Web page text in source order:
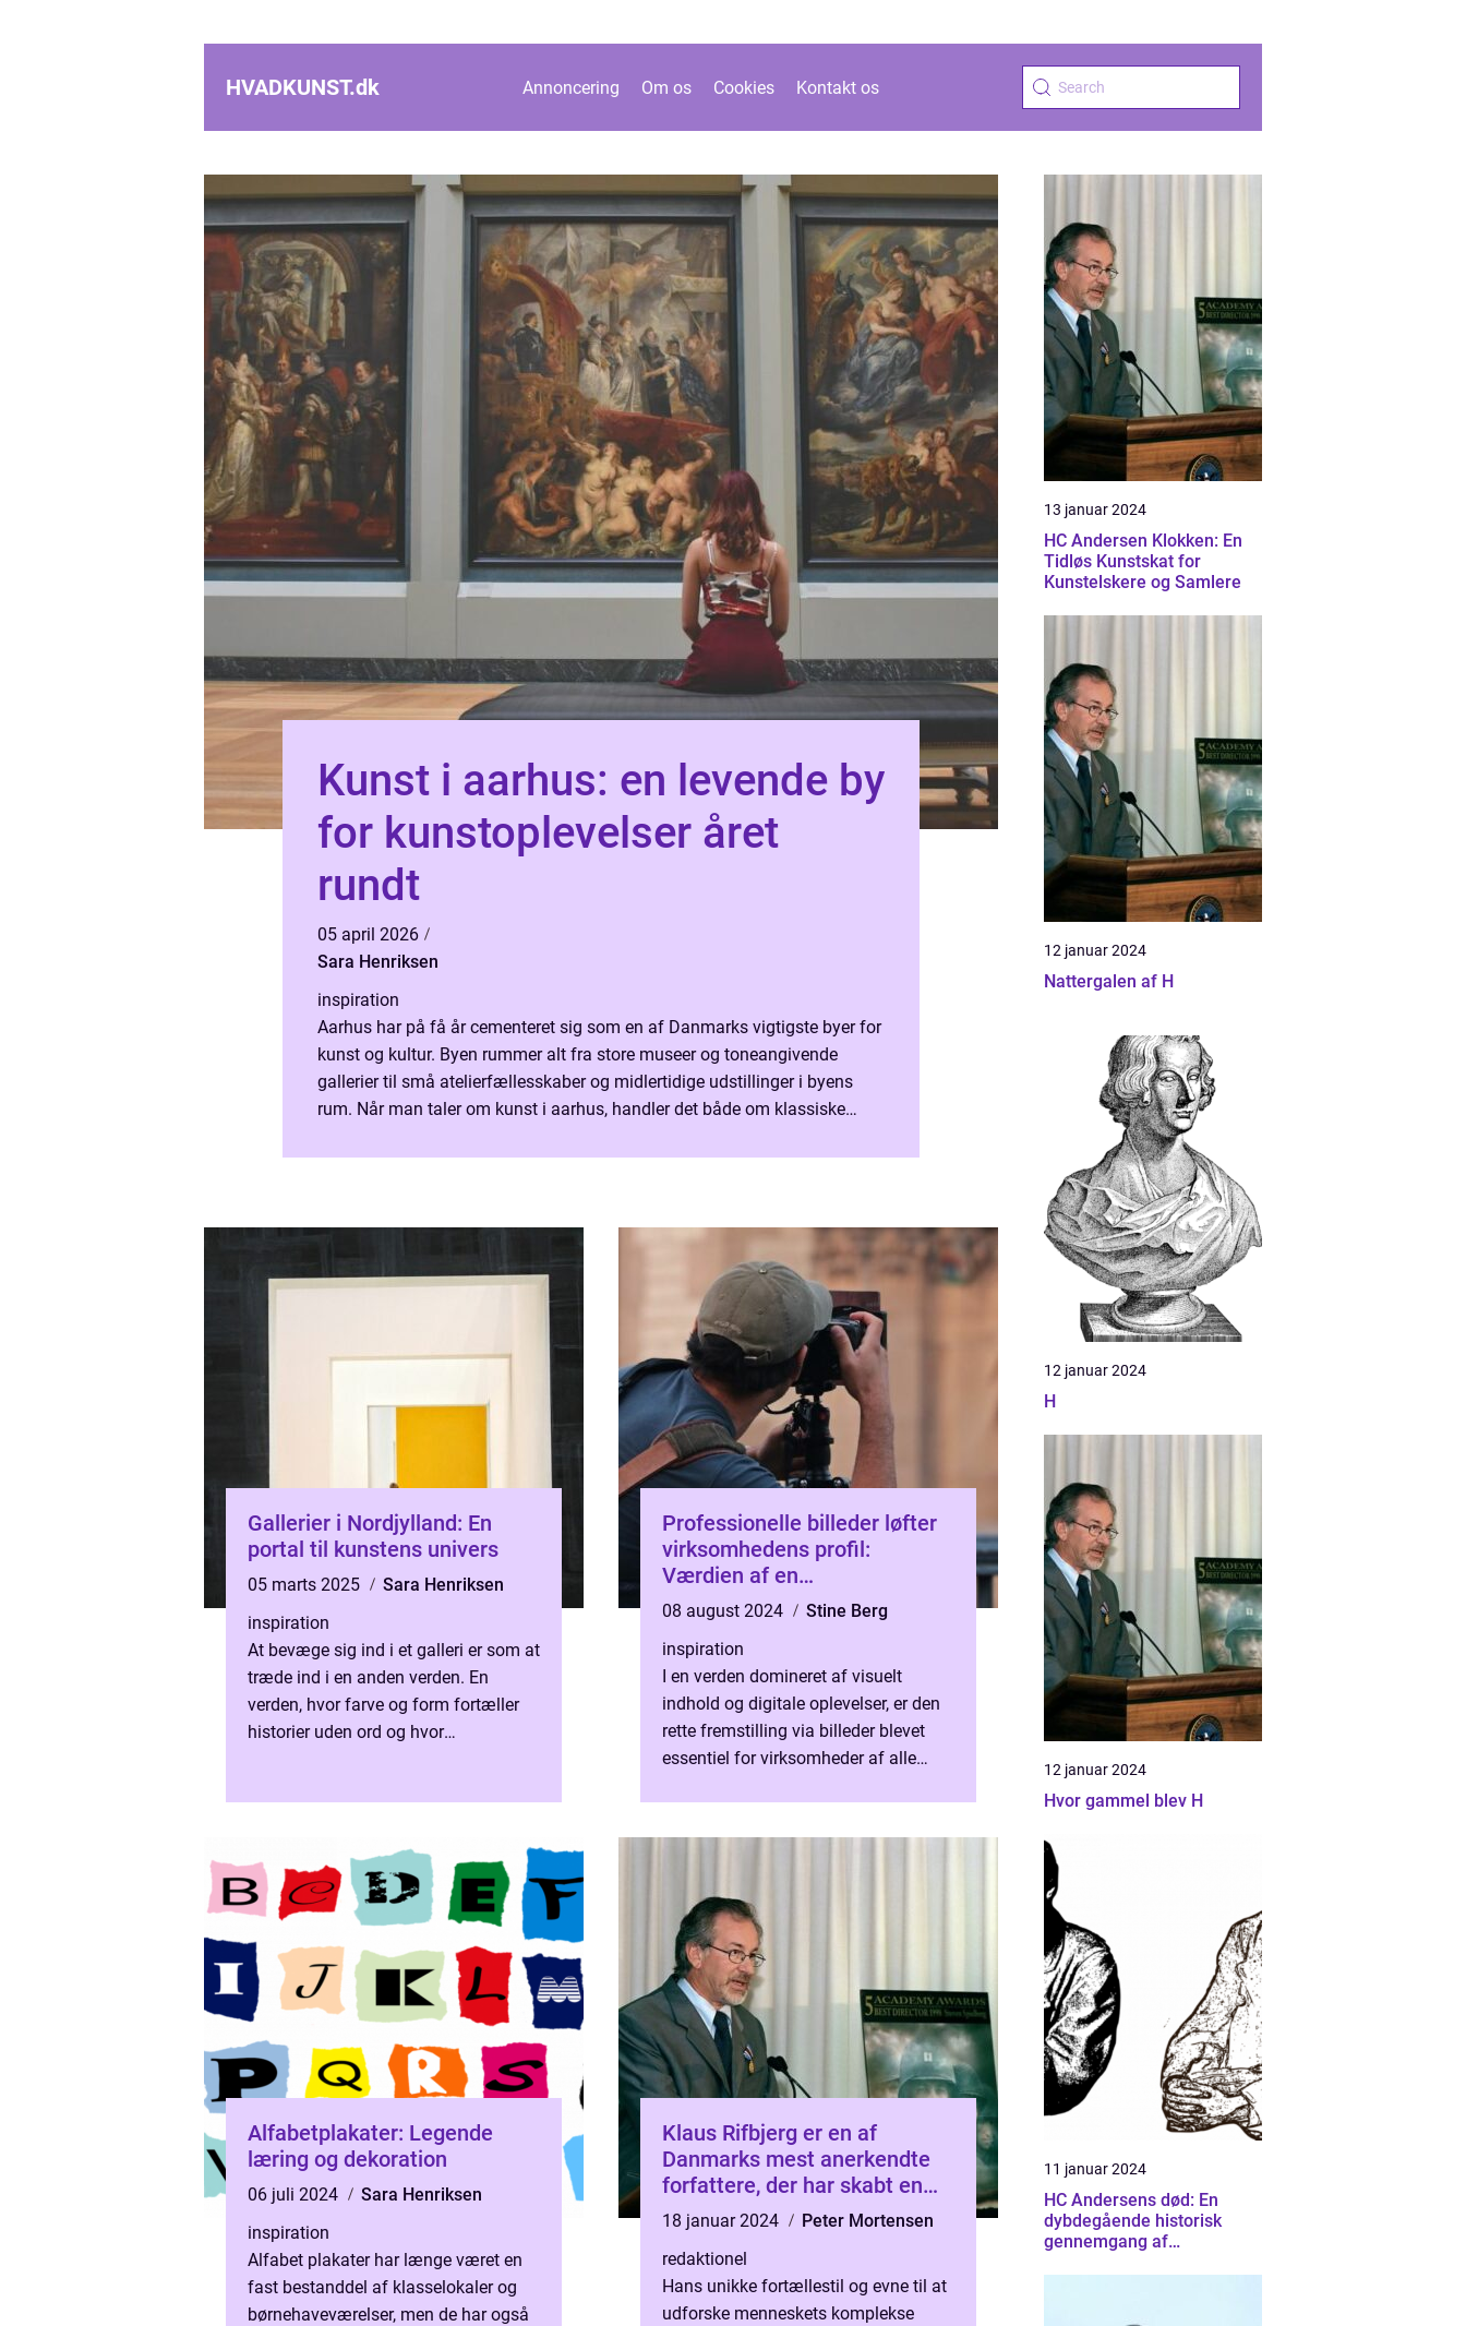
HVADKUNST.dk Annoncering Om os Cookies Kontakt os
Kunst i aarhus: en levende by
for kunstoplevelser året
rundt
05 april 2026
Sara Henriksen
inspiration
Aarhus har på få år cementeret sig som en af Danmarks vigtigste byer for
kunst og kultur. Byen rummer alt fra store museer og toneangivende
gallerier til små atelierfællesskaber og midlertidige udstillinger i byens
rum. Når man taler om kunst i aarhus, handler det både om klassiske
Gallerier i Nordjylland: En
portal til kunstens univers
05 marts 2025
Sara Henriksen
inspiration
At bevæge sig ind i et galleri er som at
træde ind i en anden verden. En
verden, hvor farve og form fortæller
historier uden ord og hvor
Professionelle billeder løfter
virksomhedens profil:
Værdien af en
erhvervsfotograf
08 august 2024
Stine Berg
inspiration
I en verden domineret af visuelt
indhold og digitale oplevelser, er den
rette fremstilling via billeder blevet
essentiel for virksomheder af alle
Alfabetplakater: Legende
læring og dekoration
06 juli 2024
Sara Henriksen
inspiration
Alfabet plakater har længe været en
fast bestanddel af klasselokaler og
børnehaveværelser, men de har også
Klaus Rifbjerg er en af
Danmarks mest anerkendte
forfattere, der har skabt en
imponerende samling af
bøger, der spænder over
forskellige genrer og stilarter
18 januar 2024
Peter Mortensen
redaktionel
Hans unikke fortællestil og evne til at
udforske menneskets komplekse
13 januar 2024
HC Andersen Klokken: En
Tidløs Kunstskat for
Kunstelskere og Samlere
12 januar 2024
Nattergalen af H
12 januar 2024
H
12 januar 2024
Hvor gammel blev H
11 januar 2024
HC Andersens død: En
dybdegående historisk
gennemgang af